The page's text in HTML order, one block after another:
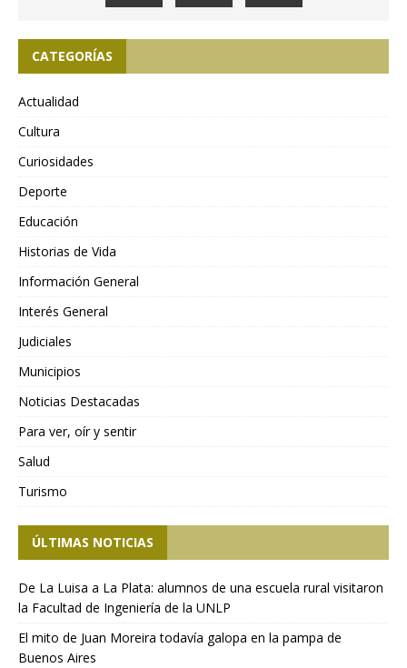
CATEGORÍAS
Actualidad
Cultura
Curiosidades
Deporte
Educación
Historias de Vida
Información General
Interés General
Judiciales
Municipios
Noticias Destacadas
Para ver, oír y sentir
Salud
Turismo
ÚLTIMAS NOTICIAS
De La Luisa a La Plata: alumnos de una escuela rural visitaron
la Facultad de Ingeniería de la UNLP
El mito de Juan Moreira todavía galopa en la pampa de
Buenos Aires